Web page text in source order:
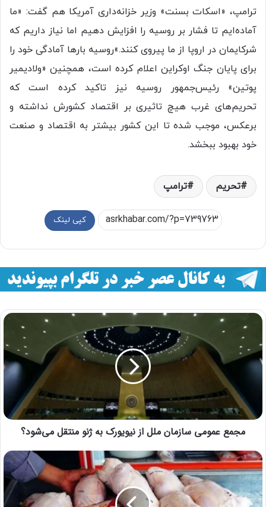
ترامپ، «اسکات بسنت» وزیر خزانه‌داری آمریکا هم گفت: «ما
آماده‌ایم تا فشار بر روسیه را افزایش دهیم اما نیاز داریم که
شرکایمان در اروپا از ما پیروی کنند.»روسیه بارها آمادگی خود را
برای پایان جنگ اوکراین اعلام کرده است، همچنین «ولادیمیر
پوتین» رئیس‌جمهور روسیه نیز تاکید کرده است که
تحریم‌های غرب هیچ تاثیری بر اقتصاد کشورش نداشته و
برعکس، موجب شده تا این کشور بیشتر به اقتصاد و صنعت
خود بهبود ببخشد.
تحریم ترامپ
کپی لینک
مجمع عمومی سازمان ملل از نیویورک به ژنو منتقل می‌شود؟